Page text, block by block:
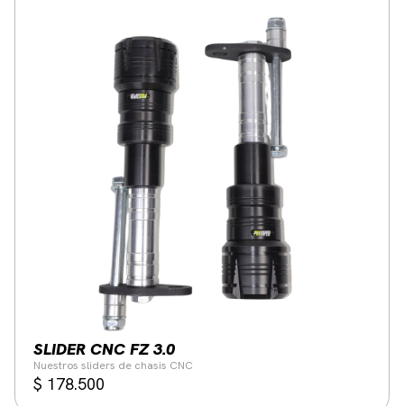
SLIDER CNC FZ 3.0
Nuestros sliders de chasis CNC
$ 178.500